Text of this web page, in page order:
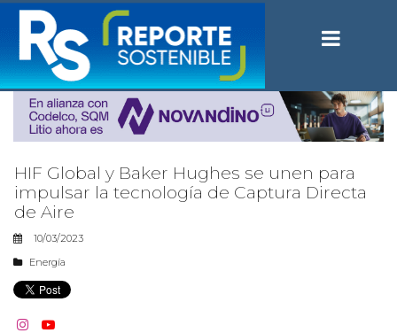
HIF Global y Baker Hughes se unen para
impulsar la tecnología de Captura Directa
de Aire
10/03/2023
Energía
 